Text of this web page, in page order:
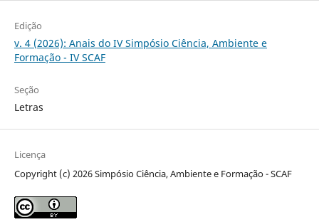
Edição
v. 4 (2026): Anais do IV Simpósio Ciência, Ambiente e
Formação - IV SCAF
Seção
Letras
Licença
Copyright (c) 2026 Simpósio Ciência, Ambiente e Formação - SCAF